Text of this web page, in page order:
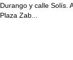
Durango y calle Solís.
Plaza Zab...